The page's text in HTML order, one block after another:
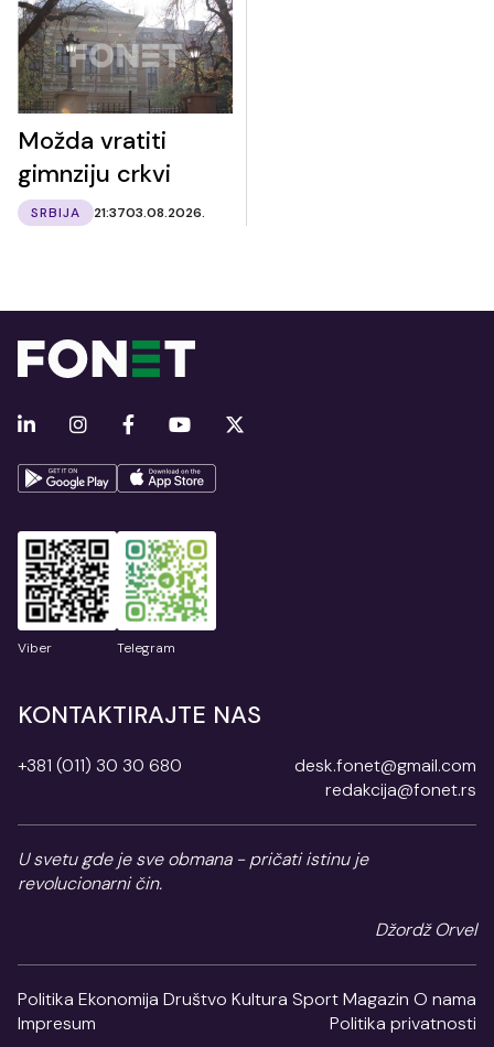
Možda vratiti
gimnziju crkvi
SRBIJA 21:3703.08.2026.
Viber Telegram
KONTAKTIRAJTE NAS
+381 (011) 30 30 680
desk.fonet@gmail.com
redakcija@fonet.rs
U svetu gde je sve obmana - pričati istinu je
revolucionarni čin.
Džordž Orvel
Politika Ekonomija Društvo Kultura SportMagazin O nama
Impresum
Politika privatnosti